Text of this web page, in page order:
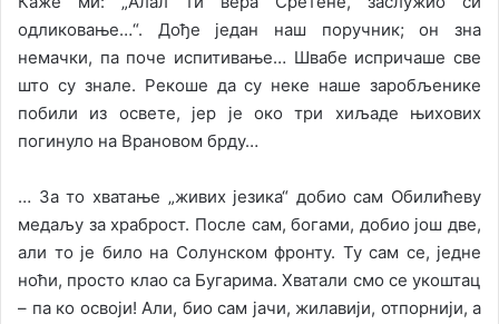
одликовање…“. Дође један наш поручник; он зна
немачки, па поче испитивање… Швабе испричаше све
што су знале. Рекоше да су неке наше заробљенике
побили из освете, јер је око три хиљаде њихових
погинуло на Врановом брду…
… За то хватање „живих језика“ добио сам Обилићеву
медаљу за храброст. После сам, богами, добио још две,
али то је било на Солунском фронту. Ту сам се, једне
ноћи, просто клао са Бугарима. Хватали смо се укоштац
– па ко освоји! Али, био сам јачи, жилавији, отпорнији, а